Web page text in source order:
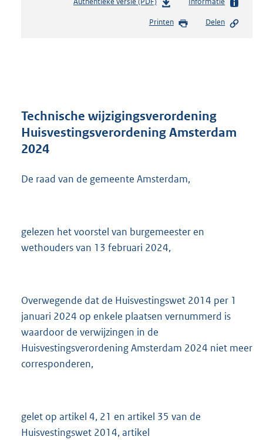
s
r
o
e
K
b
Printen Delen
Technische wijzigingsverordening
Huisvestingsverordening Amsterdam
2024
De raad van de gemeente Amsterdam,
gelezen het voorstel van burgemeester en
wethouders van 13 februari 2024,
Overwegende dat de Huisvestingswet 2014 per 1
januari 2024 op enkele plaatsen vernummerd is
waardoor de verwijzingen in de
Huisvestingsverordening Amsterdam 2024 niet meer
corresponderen,
gelet op artikel 4, 21 en artikel 35 van de
Huisvestingswet 2014, artikel